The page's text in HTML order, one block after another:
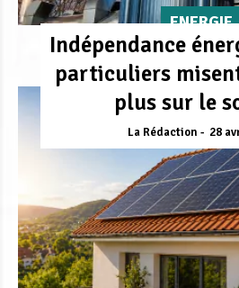
ENERGIE
Indépendance
particuliers
plus sur le
La Rédaction 28